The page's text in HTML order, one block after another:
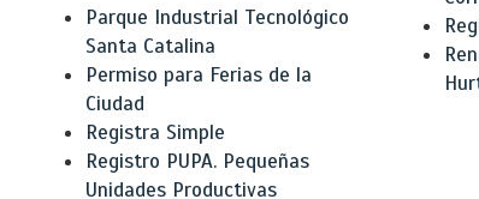
Parque Industrial Tecnológico
Santa Catalina
Permiso para Ferias de la
Ciudad
Registra Simple
Registro PUPA. Pequeñas
Unidades Productivas